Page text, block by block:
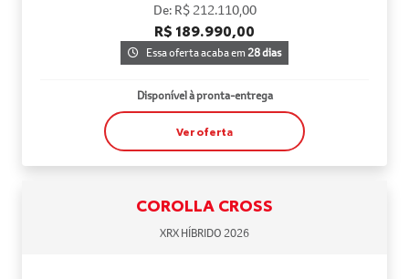
De: R$ 212.110,00
R$ 189.990,00
Essa oferta acaba em28 dias
Disponível à pronta-entrega
Ver oferta
COROLLA CROSS
XRX HÍBRIDO 2026